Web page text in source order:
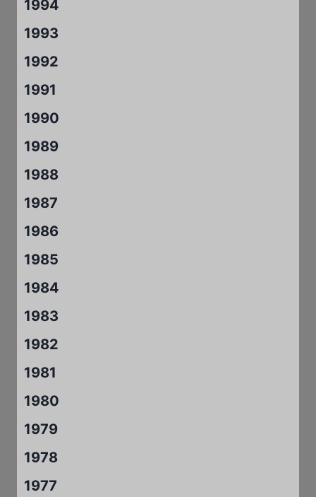
1994
1993
1992
1991
1990
1989
1988
1987
1986
1985
1984
1983
1982
1981
1980
1979
1978
1977